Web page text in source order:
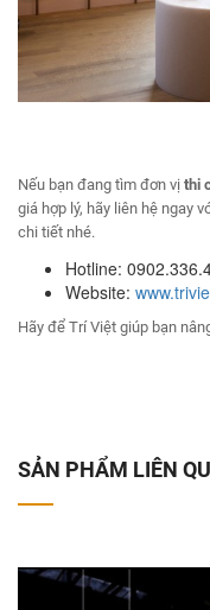
Nếu bạn đang tìm đơn vị thi
giá hợp lý, hãy liên hệ ngay
chi tiết nhé.
Hotline:
Website:
Hãy để Trí Việt giúp bạn
SẢN PHẨM LIÊN